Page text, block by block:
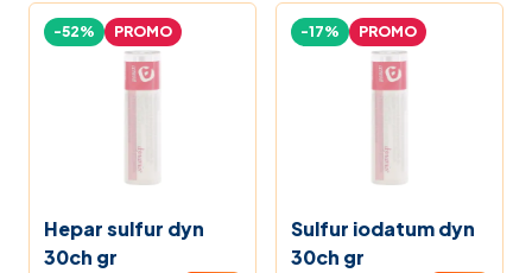
Hepar sulfur dyn
30ch gr
-52% PROMO
Sulfur iodatum dyn
30ch gr
-17% PROMO